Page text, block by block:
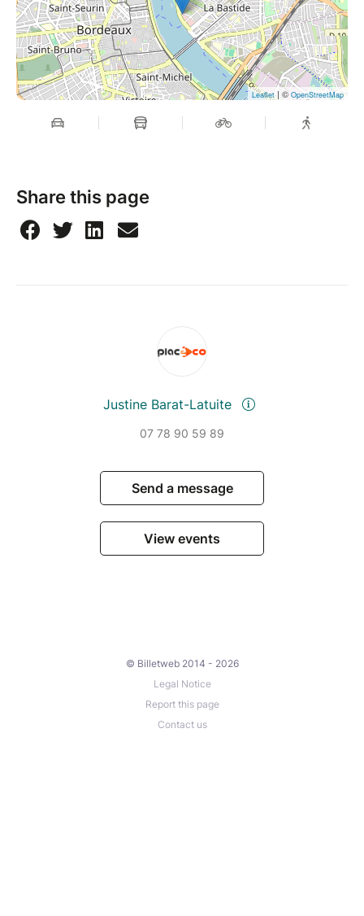
Leaflet| © OpenStreetMap
Share this page
Justine Barat-Latuite
07 78 90 59 89
Send a message
View events
© Billetweb 2014 - 2026
Legal Notice
Report this page
Contact us